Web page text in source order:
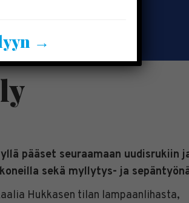
pääset seuraamaan uudisrukiin
sekä myllytys- ja
Hukkasen tilan lampaanlihasta,
→